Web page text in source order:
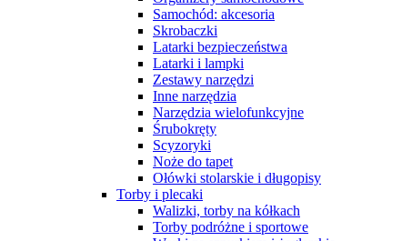
Samochód: akcesoria
Skrobaczki
Latarki bezpieczeństwa
Latarki i lampki
Zestawy narzędzi
Inne narzędzia
Narzędzia wielofunkcyjne
Śrubokręty
Scyzoryki
Noże do tapet
Ołówki stolarskie i długopisy
Torby i plecaki
Walizki, torby na kółkach
Torby podróżne i sportowe